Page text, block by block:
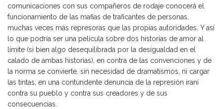
comunicaciones con sus compañeros de rodaje conocerá el
funcionamiento de las mafias de traficantes de personas,
muchas veces más represoras que las propias autoridades. Y así
lo que podría ser una película sobre dos historias de amor al
límite (si bien algo desequilibrada por la desigualdad en el
calado de ambas historias), en contra de las convenciones y de
la norma se convierte, sin necesidad de dramatismos, ni cargar
las tintas, en una contundente denuncia de la represión iraní
contra su pueblo y contra sus creadores y de sus
consecuencias.